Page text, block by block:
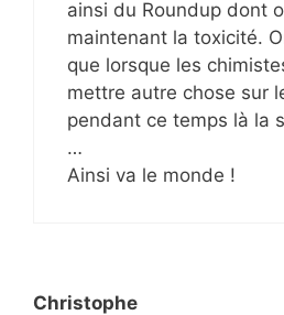
ainsi du Roundup dont
maintenant la toxicité.
que lorsque les
mettre autre chose sur
pendant ce temps là la
…
Ainsi va le monde !
Christophe